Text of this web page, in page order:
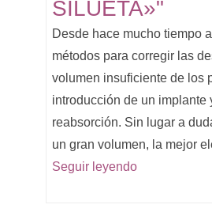
SILUETA»"
Desde hace mucho tiempo
métodos para corregir las
volumen insuficiente de los
introducción de un implante
reabsorción. Sin lugar a
un gran volumen, la mejor
Seguir leyendo